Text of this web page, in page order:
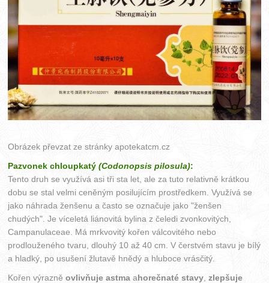
Obrázek převzat ze stránkyapotekatcm.cz
Pazvonek chloupkatý(Codonopsis pilosula):
Tento druh se využívá asi tři sta let, ale za tuto relativně krátkou
dobu se stal velmi ceněným posilujícím prostředkem. Využívá se
jako náhrada ženšenu a často se označuje jako "ženšen
chudých". Je víceletá liánovitá bylina z čeledi zvonkovitých,
Campanulaceae. Má mrkvovitý kořen válcovitého nebo
prodlouženého tvaru, dlouhý 10 až 40 cm. V čerstvém stavu je bílý
a hladký, po usušení žlutavě hnědý a hluboce vrásčitý.
Kořen výrazněovlivňuje astma ahorečnaté stavy ,zlepšuje